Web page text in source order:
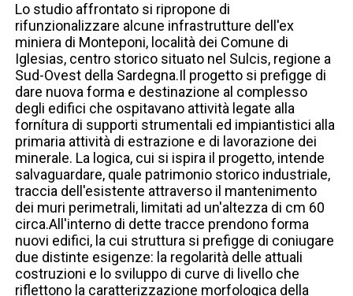
Lo studio affrontato si ripropone di
rifunzionalizzare alcune infrastrutture dell'ex
miniera di Monteponi, località dei Comune di
Iglesias, centro storico situato nel Sulcis, regione a
Sud-Ovest della Sardegna.Il progetto si prefigge di
dare nuova forma e destinazione al complesso
degli edifici che ospitavano attività legate alla
fornítura di supporti strumentali ed impiantistici alla
primaria attività di estrazione e di lavorazione dei
minerale. La logica, cui si ispira il progetto, intende
salvaguardare, quale patrimonio storico industriale,
traccia dell'esistente attraverso il mantenimento
dei muri perimetrali, limitati ad un'altezza di cm 60
circa.All'interno di dette tracce prendono forma
nuovi edifici, la cui struttura si prefigge di coniugare
due distinte esigenze: la regolarità delle attuali
costruzioni e lo sviluppo di curve di livello che
riflettono la caratterizzazione morfologica della